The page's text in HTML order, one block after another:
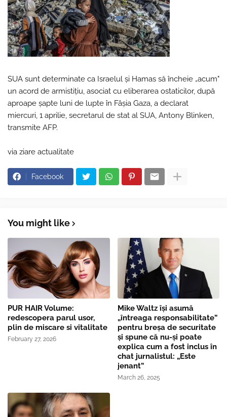
SUA sunt determinate ca Israelul şi Hamas să încheie „acum"
un acord de armistiţiu, asociat cu eliberarea ostaticilor, după
aproape şapte luni de lupte în Fâşia Gaza, a declarat
miercuri, 1 aprilie, secretarul de stat al SUA, Antony Blinken,
transmite AFP.
via ziare actualitate
Facebook
You might like
PUR HAIR Volume:
redescopera parul usor,
plin de miscare si vitalitate
February 27, 2026
Mike Waltz îşi asumă
„întreaga responsabilitate”
pentru breşa de securitate
și spune că nu-și poate
explica cum a fost inclus în
chat jurnalistul: „Este
jenant”
March 26, 2025